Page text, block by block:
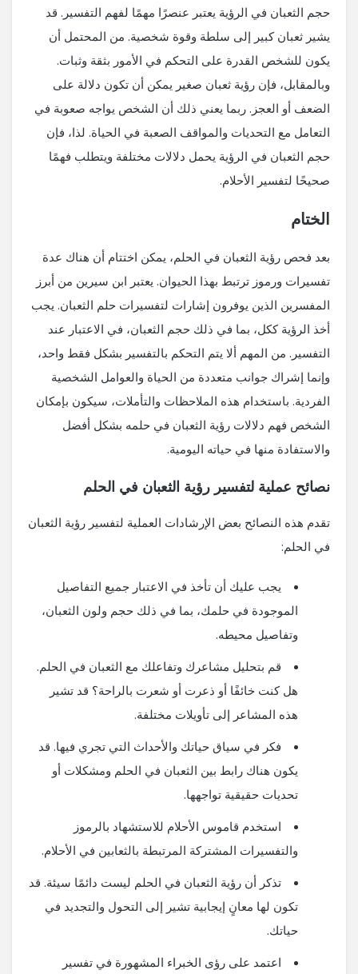
حجم الثعبان في الرؤية يعتبر عنصرًا مهمًا لفهم التفسير. قد
يشير ثعبان كبير إلى سلطة وقوة شخصية. من المحتمل أن
يكون للشخص القدرة على التحكم في الأمور بثقة وثبات.
وبالمقابل، فإن رؤية ثعبان صغير يمكن أن تكون دلالة على
الضعف أو العجز. ربما يعني ذلك أن الشخص يواجه صعوبة في
التعامل مع التحديات والمواقف الصعبة في الحياة. لذا، فإن
حجم الثعبان في الرؤية يحمل دلالات مختلفة ويتطلب فهمًا
صحيحًا لتفسير الأحلام.
الختام
بعد فحص رؤية الثعبان في الحلم، يمكن اختتام أن هناك عدة
تفسيرات ورموز ترتبط بهذا الحيوان. يعتبر ابن سيرين من أبرز
المفسرين الذين يوفرون إشارات لتفسيرات حلم الثعبان. يجب
أخذ الرؤية ككل، بما في ذلك حجم الثعبان، في الاعتبار عند
التفسير. من المهم ألا يتم التحكم بالتفسير بشكل فقط واحد،
وإنما إشراك جوانب متعددة من الحياة والعوامل الشخصية
الفردية. باستخدام هذه الملاحظات والتأملات، سيكون بإمكان
الشخص فهم دلالات رؤية الثعبان في حلمه بشكل أفضل
والاستفادة منها في حياته اليومية.
نصائح عملية لتفسير رؤية الثعبان في الحلم
تقدم هذه النصائح بعض الإرشادات العملية لتفسير رؤية الثعبان
في الحلم:
يجب عليك أن تأخذ في الاعتبار جميع التفاصيل
الموجودة في حلمك، بما في ذلك حجم ولون الثعبان،
وتفاصيل محيطه.
قم بتحليل مشاعرك وتفاعلك مع الثعبان في الحلم.
هل كنت خائفًا أو ذعرت أو شعرت بالراحة؟ قد تشير
هذه المشاعر إلى تأويلات مختلفة.
فكر في سياق حياتك والأحداث التي تجري فيها. قد
يكون هناك رابط بين الثعبان في الحلم ومشكلات أو
تحديات حقيقية تواجهها.
استخدم قاموس الأحلام للاستشهاد بالرموز
والتفسيرات المشتركة المرتبطة بالثعابين في الأحلام.
تذكر أن رؤية الثعبان في الحلم ليست دائمًا سيئة. قد
تكون لها معانٍ إيجابية تشير إلى التحول والتجديد في
حياتك.
اعتمد على رؤى الخبراء المشهورة في تفسير